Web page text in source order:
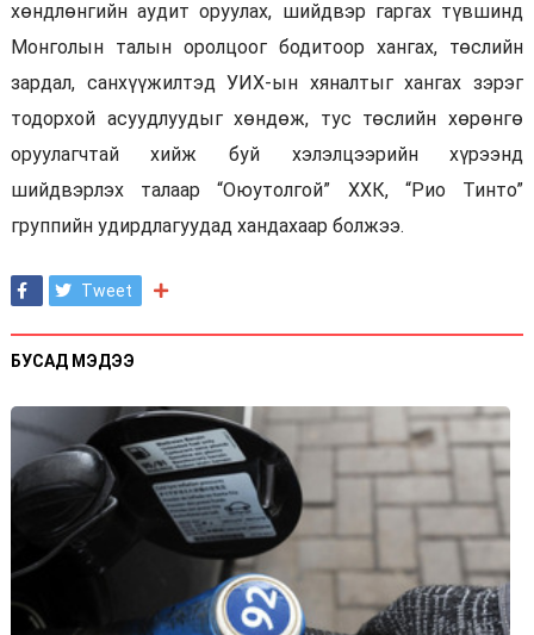
хөндлөнгийн аудит оруулах, шийдвэр гаргах түвшинд
Монголын талын оролцоог бодитоор хангах, төслийн
зардал, санхүүжилтэд УИХ-ын хяналтыг хангах зэрэг
тодорхой асуудлуудыг хөндөж, тус төслийн хөрөнгө
оруулагчтай хийж буй хэлэлцээрийн хүрээнд
шийдвэрлэх талаар “Оюутолгой” ХХК, “Рио Тинто”
группийн удирдлагуудад хандахаар болжээ.
Tweet
БУСАД МЭДЭЭ